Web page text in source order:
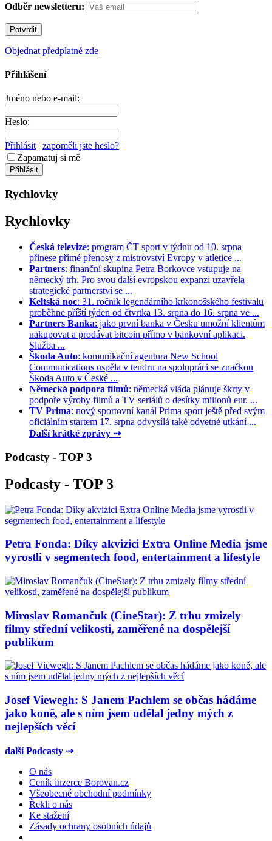
Odběr newsletteru:
Objednat předplatné zde
Přihlášení
Jméno nebo e-mail:
Heslo:
Přihlásit| zapoměli jste heslo?
Zapamatuj si mě
Rychlovky
Rychlovky
Česká televize: program ČT sport v týdnu od 10. srpna
přinese přímé přenosy z mistrovství Evropy v atletice ...
Partners: finanční skupina Petra Borkovce vstupuje na
německý trh. Pro svou další evropskou expanzi uzavřela
strategické partnerství se ...
Keltská noc: 31. ročník legendárního krkonošského festivalu
proběhne příští týden od čtvrtka 13. srpna do 16. srpna ve ...
Partners Banka: jako první banka v Česku umožní klientům
nakupovat a prodávat bitcoin přímo v bankovní aplikaci.
Služba ...
Škoda Auto: komunikační agentura New School
Communications uspěla v tendru na spolupráci se značkou
Škoda Auto v České ...
Německá podpora filmů: německá vláda plánuje škrty v
podpoře výroby filmů a TV seriálů o desítky milionů eur. ...
TV Prima: nový sportovní kanál Prima sport ještě před svým
oficiálním startem 17. srpna odvysílá také odvetné utkání ...
Další krátké zprávy ⇢
Podcasty - TOP 3
Podcasty - TOP 3
Petra Fonda: Díky akvizici Extra Online Media jsme
vyrostli v segmentech food, entertainment a lifestyle
Miroslav Romančuk (CineStar): Z trhu zmizely
filmy střední velikosti, zaměřené na dospělejší
publikum
Josef Viewegh: S Janem Pachlem se občas hádáme
jako koně, ale s ním jsem udělal jedny mých z
nejlepších věcí
další Podcasty ⇢
O nás
Ceník inzerce Borovan.cz
Všeobecné obchodní podmínky
Řekli o nás
Ke stažení
Zásady ochrany osobních údajů